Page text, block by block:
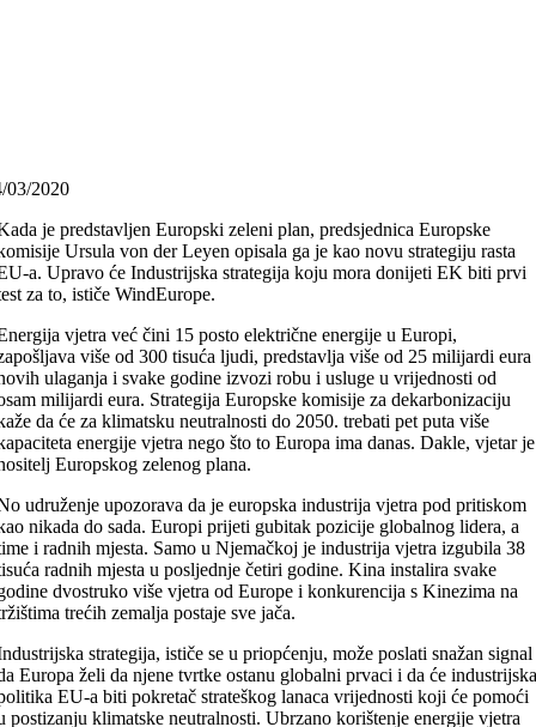
03/2020
je predstavljen Europski zeleni plan, predsjednica Europske
Ursula von der Leyen opisala ga je kao novu strategiju rasta
a. Upravo će Industrijska strategija koju mora donijeti EK biti prvi
za to, ističe WindEurope.
vjetra već čini 15 posto električne energije u Europi,
više od 300 tisuća ljudi, predstavlja više od 25 milijardi eura
ulaganja i svake godine izvozi robu i usluge u vrijednosti od
milijardi eura. Strategija Europske komisije za dekarbonizaciju
da će za klimatsku neutralnosti do 2050. trebati pet puta više
energije vjetra nego što to Europa ima danas. Dakle, vjetar je
Europskog zelenog plana.
udruženje upozorava da je europska industrija vjetra pod pritiskom
nikada do sada. Europi prijeti gubitak pozicije globalnog lidera, a
i radnih mjesta. Samo u Njemačkoj je industrija vjetra izgubila 38
radnih mjesta u posljednje četiri godine. Kina instalira svake
dvostruko više vjetra od Europe i konkurencija s Kinezima na
trećih zemalja postaje sve jača.
strategija, ističe se u priopćenju, može poslati snažan signal
Europa želi da njene tvrtke ostanu globalni prvaci i da će
EU-a biti pokretač strateškog lanaca vrijednosti koji će pomoći
postizanju klimatske neutralnosti. Ubrzano korištenje energije vjetra